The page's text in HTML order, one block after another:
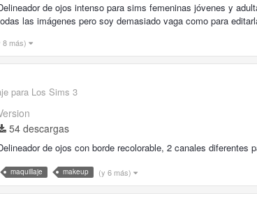
de ojos intenso para sims femeninas jóvenes y
las imágenes pero soy demasiado vaga como para
8 más)
para Los Sims 3
54 descargas
de ojos con borde recolorable, 2 canales diferentes
maquillaje makeup (y 6 más)